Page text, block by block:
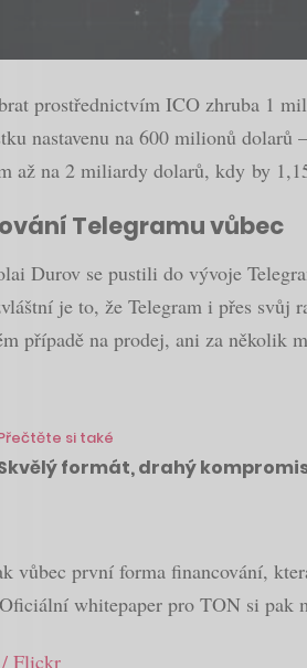
prostřednictvím ICO zhruba 1
nastavenu na 600 milionů dolarů
až na 2 miliardy dolarů, kdy by
Telegramu vůbec
Durov se pustili do vývoje
je to, že Telegram i přes svůj
případě na prodej, ani za několik
si také
formát, drahý
vůbec první forma financování,
whitepaper pro TON si pak
/ Flickr